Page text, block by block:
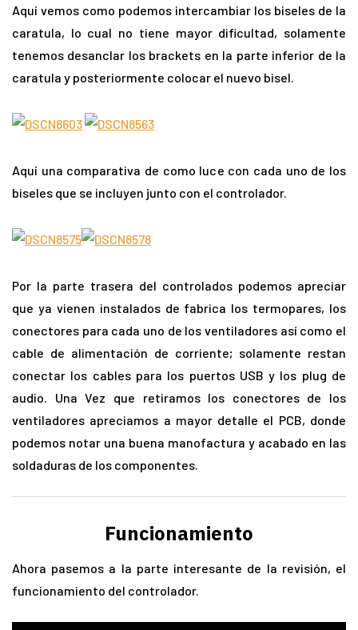
Aquí vemos como podemos intercambiar los biseles de la
caratula, lo cual no tiene mayor dificultad, solamente
tenemos desanclar los brackets en la parte inferior de la
caratula y posteriormente colocar el nuevo bisel.
Aquí una comparativa de como luce con cada uno de los
biseles que se incluyen junto con el controlador.
Por la parte trasera del controlados podemos apreciar
que ya vienen instalados de fabrica los termopares, los
conectores para cada uno de los ventiladores así como el
cable de alimentación de corriente; solamente restan
conectar los cables para los puertos USB y los plug de
audio. Una Vez que retiramos los conectores de los
ventiladores apreciamos a mayor detalle el PCB, donde
podemos notar una buena manofactura y acabado en las
soldaduras de los componentes.
Funcionamiento
Ahora pasemos a la parte interesante de la revisión, el
funcionamiento del controlador.